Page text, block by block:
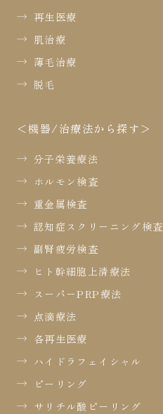
再生医療
肌治療
薄毛治療
脱毛
機器/治療法から探す
分子栄養療法
ホルモン検査
重金属検査
認知症スクリーニング検査
副腎疲労検査
ヒト幹細胞上清療法
スーパーPRP療法
点滴療法
各再生医療
ハイドラフェイシャル
ピーリング
サリチル酸ピーリング